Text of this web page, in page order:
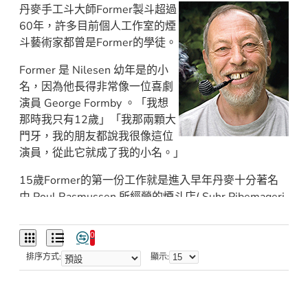
丹麥手工斗大師Former製斗超過
60年，許多目前個人工作室的煙
斗藝術家都曾是Former的學徒。
Former 是 Nilesen 幼年是的小
名，因為他長得非常像一位喜劇
演員 George Formby 。「我想
那時我只有12歲」「我那兩顆大
門牙，我的朋友都說我很像這位
演員，從此它就成了我的小名。」
15歲Former的第一份工作就是進入早年丹麥十分著名
由 Poul Rasmussen 所經營的煙斗店( Suhr Pibemageri
的低，我的家人對我的這份工作並不高興」。Poul
Rasmussen在當時煙斗界頗有名氣，儘管家人總是不
滿，Former 還是為 Poul 工作，但也如此從 Poul 身上
0
排序方式: 顯示: